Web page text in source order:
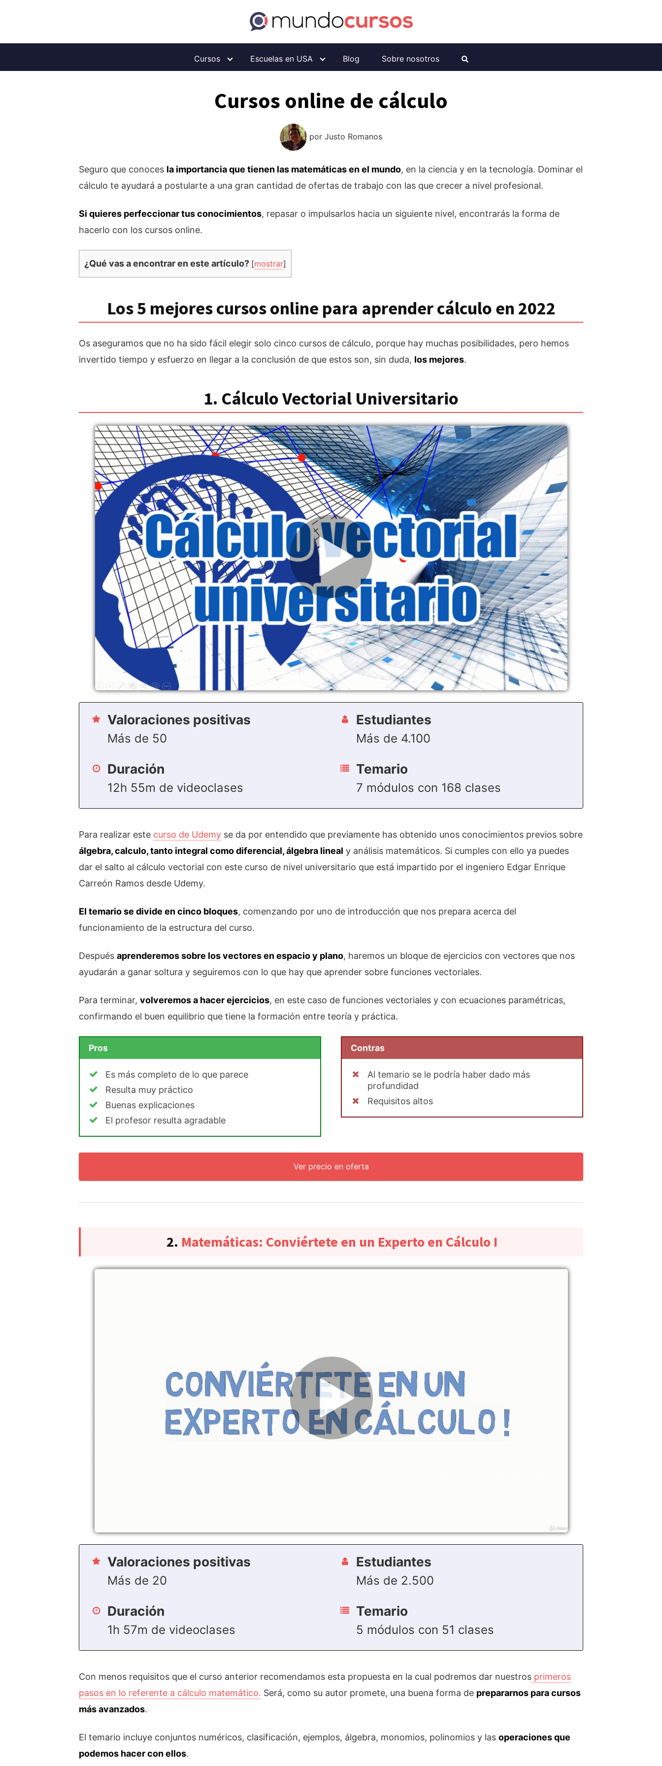
Cursos Escuelas en USA Blog Sobre nosotros
Cursos online de cálculo
por Justo Romanos
Seguro que conoces la importancia que tienen las matemáticas en el mundo, en la ciencia y en la tecnología. Dominar el
cálculo te ayudará a postularte a una gran cantidad de ofertas de trabajo con las que crecer a nivel profesional.
Si quieres perfeccionar tus conocimientos, repasar o impulsarlos hacia un siguiente nivel, encontrarás la forma de
hacerlo con los cursos online.
¿Qué vas a encontrar en este artículo? [mostrar]
Los 5 mejores cursos online para aprender cálculo en 2022
Os aseguramos que no ha sido fácil elegir solo cinco cursos de cálculo, porque hay muchas posibilidades, pero hemos
invertido tiempo y esfuerzo en llegar a la conclusión de que estos son, sin duda, los mejores.
1. Cálculo Vectorial Universitario
Valoraciones positivas
Más de 50
Duración
12h 55m de videoclases
Estudiantes
Más de 4.100
Temario
7 módulos con 168 clases
Para realizar este curso de Udemy se da por entendido que previamente has obtenido unos conocimientos previos sobre
álgebra, calculo, tanto integral como diferencial, álgebra lineal y análisis matemáticos. Si cumples con ello ya puedes
dar el salto al cálculo vectorial con este curso de nivel universitario que está impartido por el ingeniero Edgar Enrique
Carreón Ramos desde Udemy.
El temario se divide en cinco bloques, comenzando por uno de introducción que nos prepara acerca del
funcionamiento de la estructura del curso.
Después aprenderemos sobre los vectores en espacio y plano, haremos un bloque de ejercicios con vectores que nos
ayudarán a ganar soltura y seguiremos con lo que hay que aprender sobre funciones vectoriales.
Para terminar, volveremos a hacer ejercicios, en este caso de funciones vectoriales y con ecuaciones paramétricas,
confirmando el buen equilibrio que tiene la formación entre teoría y práctica.
Pros
Es más completo de lo que parece
Resulta muy práctico
Buenas explicaciones
El profesor resulta agradable
Contras
Al temario se le podría haber dado más
profundidad
Requisitos altos
Ver precio en oferta
2. Matemáticas: Conviértete en un Experto en Cálculo I
Valoraciones positivas
Más de 20
Duración
1h 57m de videoclases
Estudiantes
Más de 2.500
Temario
5 módulos con 51 clases
Con menos requisitos que el curso anterior recomendamos esta propuesta en la cual podremos dar nuestros primeros
pasos en lo referente a cálculo matemático. Será, como su autor promete, una buena forma de prepararnos para cursos
más avanzados.
El temario incluye conjuntos numéricos, clasificación, ejemplos, álgebra, monomios, polinomios y las operaciones que
podemos hacer con ellos.